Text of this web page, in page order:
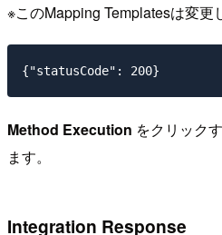
※このMapping Templatesは変更
Method Execution をクリック
ます。
Integration Response